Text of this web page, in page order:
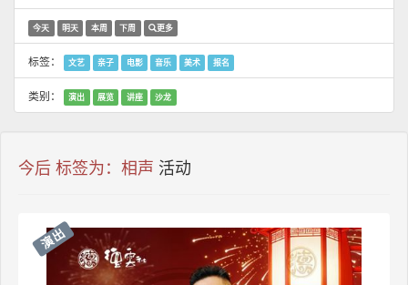
今天 明天 本周 下周 更多
标签： 文艺 亲子 电影 音乐 美术 报名
类别： 演出 展览 讲座 沙龙
今后 标签为：相声 活动
演出